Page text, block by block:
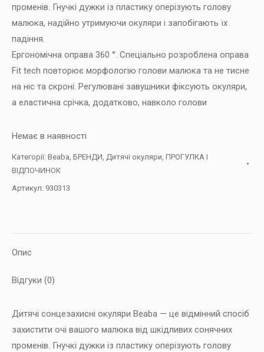
променів. Гнучкі дужки із пластику оперізують голову
малюка, надійно утримуючи окуляри і запобігають їх
падіння.
Ергономічна оправа 360 °. Спеціально розроблена оправа
Fit tech повторює морфологію голови малюка та не тисне
на ніс та скроні. Регулювані завушники фіксують окуляри,
а еластична срічка, додатково, навколо голови
Немає в наявності
Категорії: Beaba, БРЕНДИ, Дитячі окуляри, ПРОГУЛКА І
ВІДПОЧИНОК
Артикул: 930313
Опис
Відгуки (0)
Дитячі сонцезахисні окуляри Beaba — це відмінний спосіб
захистити очі вашого малюка від шкідливих сонячних
променів. Гнучкі дужки із пластику оперізують голову